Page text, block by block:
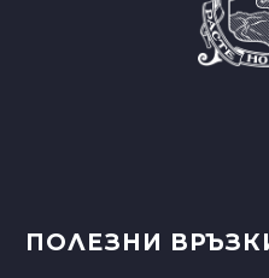
ПОЛЕЗНИ